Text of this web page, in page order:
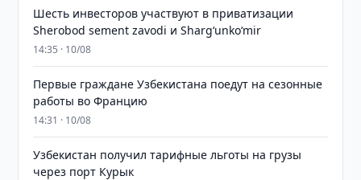
Шесть инвесторов участвуют в приватизации
Sherobod sement zavodi и Shargʻunkoʻmir
14:35 · 10/08
Первые граждане Узбекистана поедут на сезонные
работы во Францию
14:31 · 10/08
Узбекистан получил тарифные льготы на грузы
через порт Курык